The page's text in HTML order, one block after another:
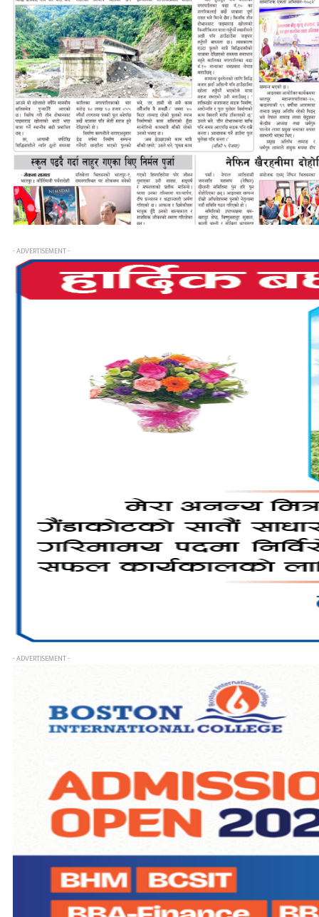
- ADVERTISEMENT -
- ADVERTISEMENT -